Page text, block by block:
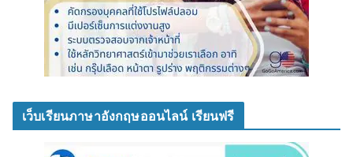
เว็บเรียนภาษาอังกฤษออนไลน์ เรียนฟรี